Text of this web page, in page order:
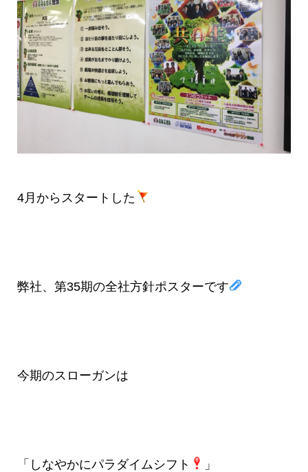
4月からスタートした
弊社、第35期の全社方針ポスターです
今期のスローガンは
「しなやかにパラダイムシフト 」